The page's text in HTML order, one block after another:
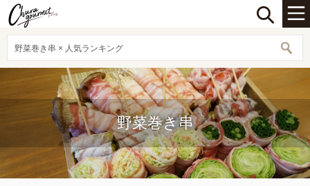
野菜巻き串 × 人気ランキング
野菜巻き串